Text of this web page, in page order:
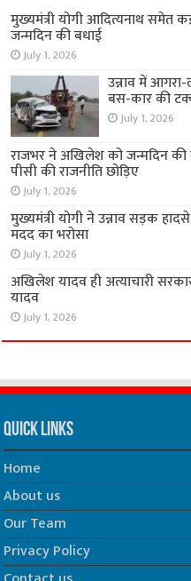
मुख्यमंत्री योगी आदित्यनाथ
जन्मदिन की बधाई
July 1, 2026
उन्नाव में
बस-कार की
July 1, 2026
राजभर ने अखिलेश को जन्मदिन
पीसी की राजनीति छोड़िए
July 1, 2026
मुख्यमंत्री योगी ने उन्नाव सड़क
मदद का भरोसा
July 1, 2026
अखिलेश यादव ही अत्याचारी
यादव
July 1, 2026
Quick Links
Home
About us
Our Team
Privacy Policy